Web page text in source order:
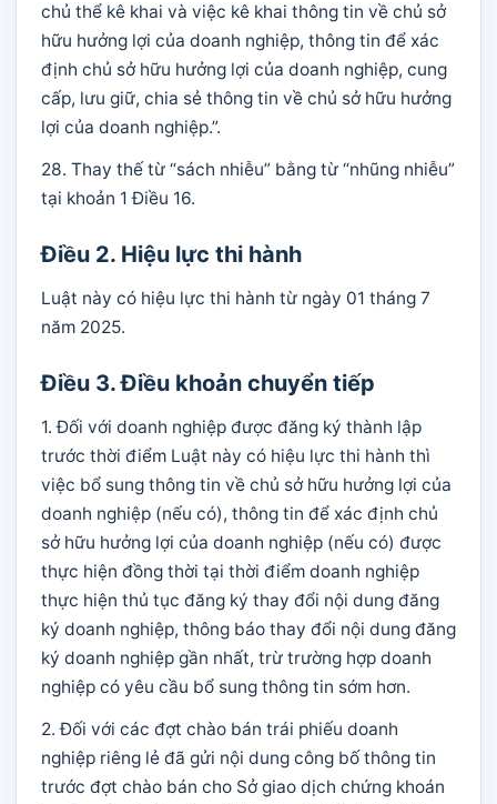
chủ thể kê khai và việc kê khai thông tin về chủ sở
hữu hưởng lợi của doanh nghiệp, thông tin để xác
định chủ sở hữu hưởng lợi của doanh nghiệp, cung
cấp, lưu giữ, chia sẻ thông tin về chủ sở hữu hưởng
lợi của doanh nghiệp.”.
28. Thay thế từ “sách nhiễu” bằng từ “nhũng nhiễu”
tại khoản 1 Điều 16.
Điều 2. Hiệu lực thi hành
Luật này có hiệu lực thi hành từ ngày 01 tháng 7
năm 2025.
Điều 3. Điều khoản chuyển tiếp
1. Đối với doanh nghiệp được đăng ký thành lập
trước thời điểm Luật này có hiệu lực thi hành thì
việc bổ sung thông tin về chủ sở hữu hưởng lợi của
doanh nghiệp (nếu có), thông tin để xác định chủ
sở hữu hưởng lợi của doanh nghiệp (nếu có) được
thực hiện đồng thời tại thời điểm doanh nghiệp
thực hiện thủ tục đăng ký thay đổi nội dung đăng
ký doanh nghiệp, thông báo thay đổi nội dung đăng
ký doanh nghiệp gần nhất, trừ trường hợp doanh
nghiệp có yêu cầu bổ sung thông tin sớm hơn.
2. Đối với các đợt chào bán trái phiếu doanh
nghiệp riêng lẻ đã gửi nội dung công bố thông tin
trước đợt chào bán cho Sở giao dịch chứng khoán